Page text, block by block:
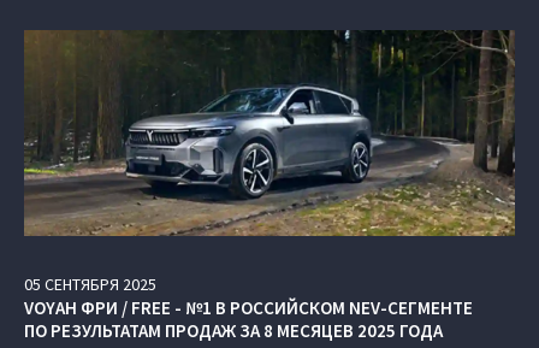
05 СЕНТЯБРЯ 2025
VOYAH ФРИ / FREE - №1 В РОССИЙСКОМ NEV-СЕГМЕНТЕ
ПО РЕЗУЛЬТАТАМ ПРОДАЖ ЗА 8 МЕСЯЦЕВ 2025 ГОДА